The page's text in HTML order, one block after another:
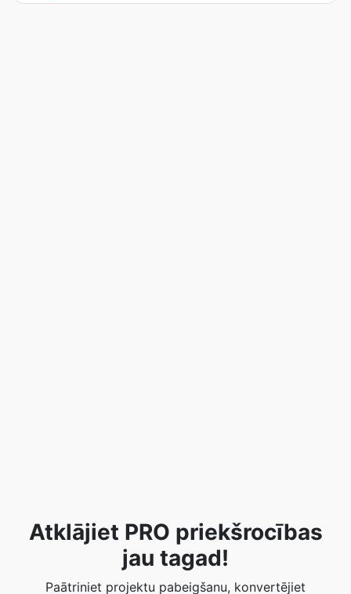
Atklājiet PRO priekšrocības
jau tagad!
Paātriniet projektu pabeigšanu, konvertējiet